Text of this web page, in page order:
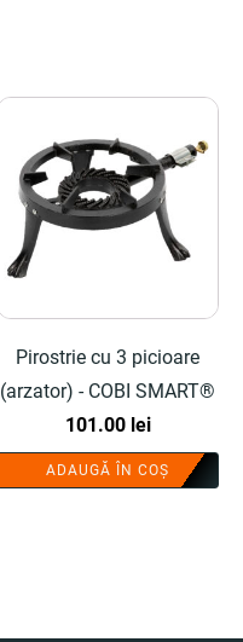
Pirostrie cu 3 picioare
(arzator) - COBI SMART®
101.00 lei
ADAUGĂ ÎN COȘ